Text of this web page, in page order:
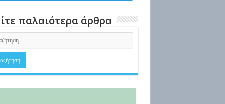
παλαιότερα άρθρα